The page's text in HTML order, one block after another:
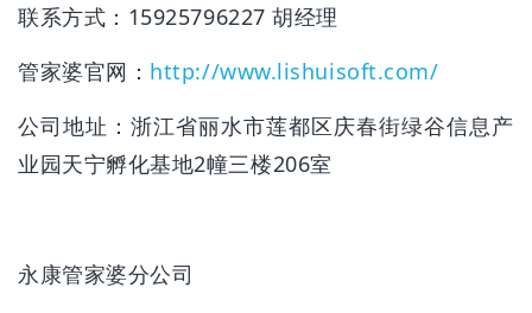
联系方式：15925796227 胡经理
管家婆官网： http://www.lishuisoft.com/
公司地址：浙江省丽水市莲都区庆春街绿谷信息产
业园天宁孵化基地2幢三楼206室
永康管家婆分公司